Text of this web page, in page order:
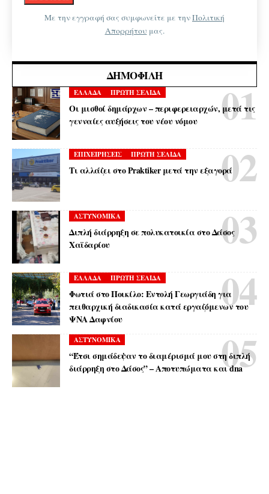
Με την εγγραφή σας συμφωνείτε με τηνΠολιτική
Απορρήτου μας.
ΔΗΜΟΦΙΛΉ
ΕΛΛΑΔΑ ΠΡΩΤΗ ΣΕΛΙΔΑ
Οι μισθοί δημάρχων – περιφερειαρχών, μετά τις
γενναίες αυξήσεις του νέου νόμου
ΕΠΙΧΕΙΡΗΣΕΙΣ ΠΡΩΤΗ ΣΕΛΙΔΑ
Τι αλλάζει στο Praktiker μετά την εξαγορά
ΑΣΤΥΝΟΜΙΚΑ
Διπλή διάρρηξη σε πολυκατοικία στο Δάσος
Χαϊδαρίου
ΕΛΛΑΔΑ ΠΡΩΤΗ ΣΕΛΙΔΑ
Φωτιά στο Ποικίλο: Εντολή Γεωργιάδη για
πειθαρχική διαδικασία κατά εργαζόμενων του
ΨΝΑ Δαφνίου
ΑΣΤΥΝΟΜΙΚΑ
“Έτσι σημάδεψαν το διαμέρισμά μου στη διπλή
διάρρηξη στο Δάσος” – Αποτυπώματα και dna